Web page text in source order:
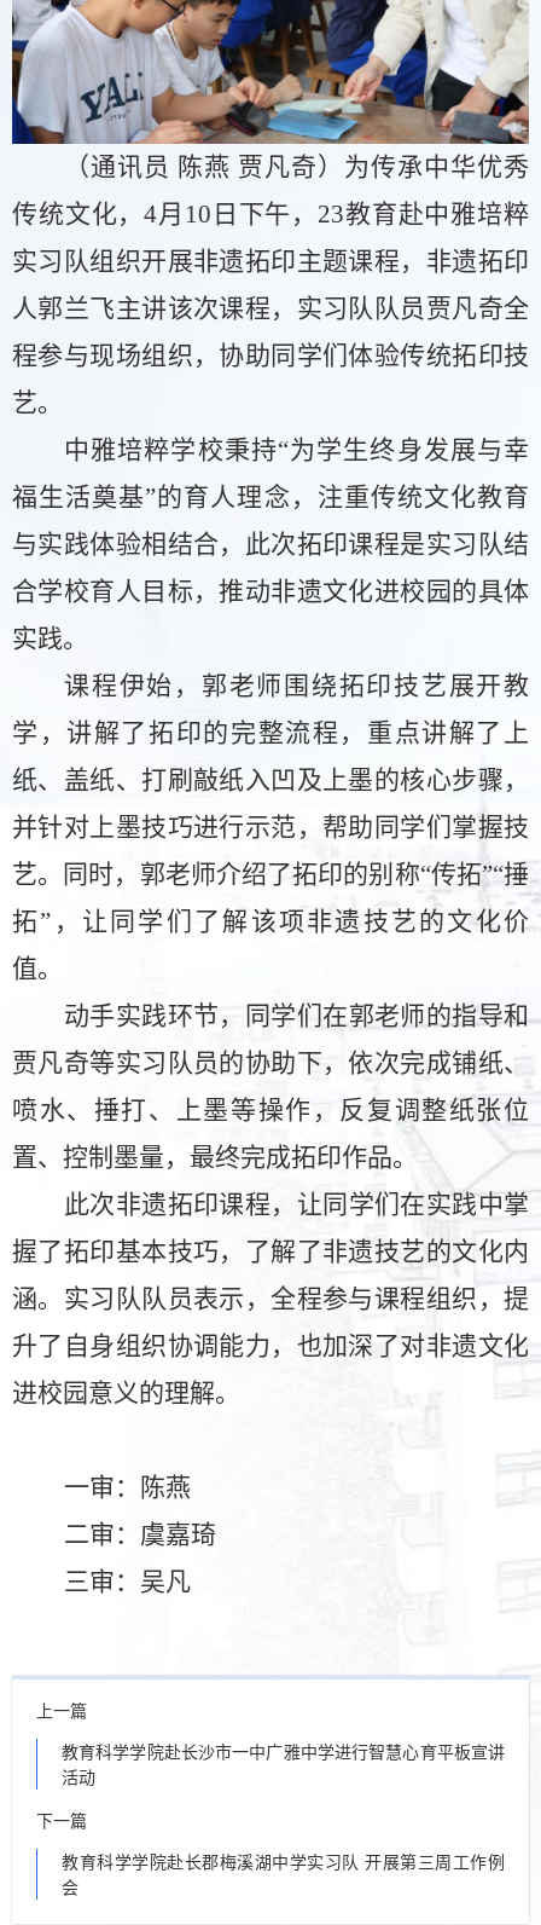
（通讯员 陈燕 贾凡奇）为传承中华优秀
传统文化，4月10日下午，23教育赴中雅培粹
实习队组织开展非遗拓印主题课程，非遗拓印
人郭兰飞主讲该次课程，实习队队员贾凡奇全
程参与现场组织，协助同学们体验传统拓印技
艺。
中雅培粹学校秉持“为学生终身发展与幸
福生活奠基”的育人理念，注重传统文化教育
与实践体验相结合，此次拓印课程是实习队结
合学校育人目标，推动非遗文化进校园的具体
实践。
课程伊始，郭老师围绕拓印技艺展开教
学，讲解了拓印的完整流程，重点讲解了上
纸、盖纸、打刷敲纸入凹及上墨的核心步骤，
并针对上墨技巧进行示范，帮助同学们掌握技
艺。同时，郭老师介绍了拓印的别称“传拓”“捶
拓”，让同学们了解该项非遗技艺的文化价
值。
动手实践环节，同学们在郭老师的指导和
贾凡奇等实习队员的协助下，依次完成铺纸、
喷水、捶打、上墨等操作，反复调整纸张位
置、控制墨量，最终完成拓印作品。
此次非遗拓印课程，让同学们在实践中掌
握了拓印基本技巧，了解了非遗技艺的文化内
涵。实习队队员表示，全程参与课程组织，提
升了自身组织协调能力，也加深了对非遗文化
进校园意义的理解。
一审：陈燕
二审：虞嘉琦
三审：吴凡
上一篇
教育科学学院赴长沙市一中广雅中学进行智慧心育平板宣讲
活动
下一篇
教育科学学院赴长郡梅溪湖中学实习队 开展第三周工作例
会